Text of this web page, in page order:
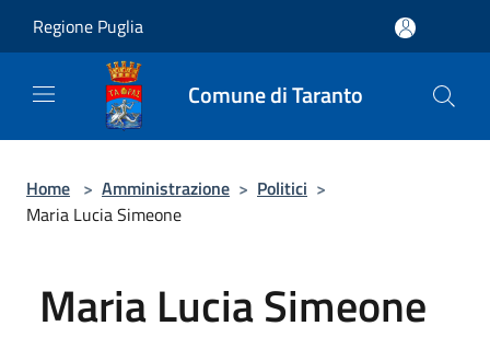
Regione Puglia
Comune di Taranto
Home > Amministrazione > Politici >
Maria Lucia Simeone
Maria Lucia Simeone